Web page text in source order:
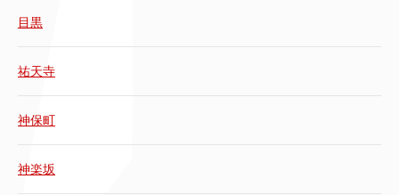
目黒
祐天寺
神保町
神楽坂